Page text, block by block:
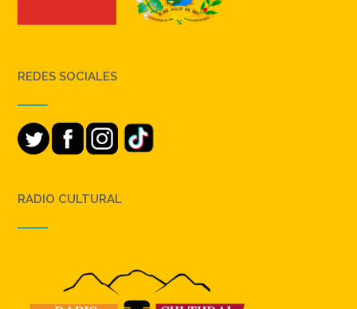
REDES SOCIALES
RADIO CULTURAL